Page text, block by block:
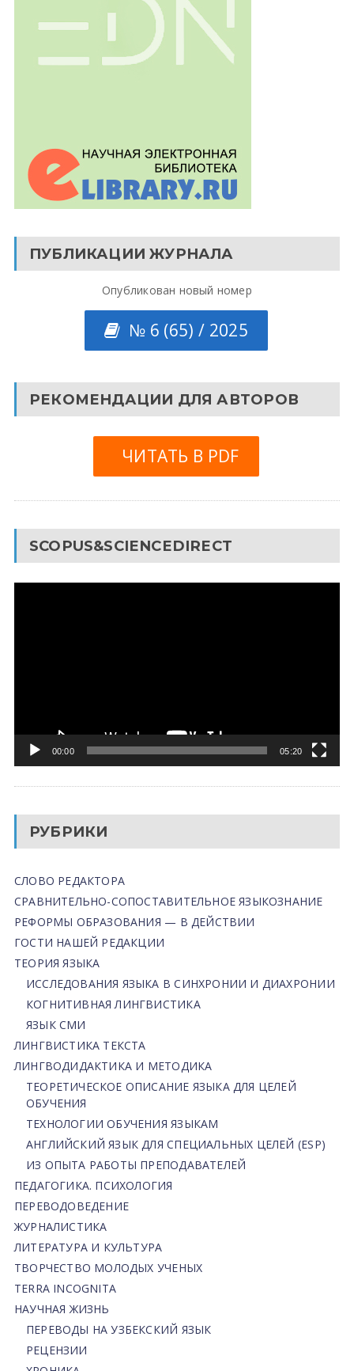
ПУБЛИКАЦИИ ЖУРНАЛА
Опубликован новый номер
№ 6 (65) / 2025
РЕКОМЕНДАЦИИ ДЛЯ АВТОРОВ
ЧИТАТЬ В PDF
SCOPUS&SCIENCEDIRECT
00:00 05:20
РУБРИКИ
СЛОВО РЕДАКТОРА
СРАВНИТЕЛЬНО-СОПОСТАВИТЕЛЬНОЕ ЯЗЫКОЗНАНИЕ
РЕФОРМЫ ОБРАЗОВАНИЯ — В ДЕЙСТВИИ
ГОСТИ НАШЕЙ РЕДАКЦИИ
ТЕОРИЯ ЯЗЫКА
ИССЛЕДОВАНИЯ ЯЗЫКА В СИНХРОНИИ И ДИАХРОНИИ
КОГНИТИВНАЯ ЛИНГВИСТИКА
ЯЗЫК СМИ
ЛИНГВИСТИКА ТЕКСТА
ЛИНГВОДИДАКТИКА И МЕТОДИКА
ТЕОРЕТИЧЕСКОЕ ОПИСАНИЕ ЯЗЫКА ДЛЯ ЦЕЛЕЙ
ОБУЧЕНИЯ
ТЕХНОЛОГИИ ОБУЧЕНИЯ ЯЗЫКАМ
АНГЛИЙСКИЙ ЯЗЫК ДЛЯ СПЕЦИАЛЬНЫХ ЦЕЛЕЙ (ESP)
ИЗ ОПЫТА РАБОТЫ ПРЕПОДАВАТЕЛЕЙ
ПЕДАГОГИКА. ПСИХОЛОГИЯ
ПЕРЕВОДОВЕДЕНИЕ
ЖУРНАЛИСТИКА
ЛИТЕРАТУРА И КУЛЬТУРА
ТВОРЧЕСТВО МОЛОДЫХ УЧЕНЫХ
TERRA INCOGNITA
НАУЧНАЯ ЖИЗНЬ
ПЕРЕВОДЫ НА УЗБЕКСКИЙ ЯЗЫК
РЕЦЕНЗИИ